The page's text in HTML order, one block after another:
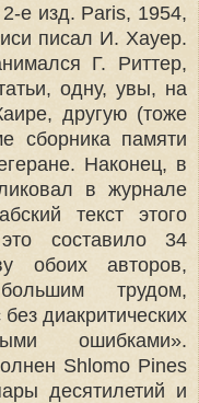
е изд. Paris, 1954,
писал И. Хауер.
Г. Риттер,
одну, увы, на
другую (тоже
сборника памяти
Наконец, в
в журнале
текст этого
составило 34
обоих авторов,
трудом,
диакритических
ошибками».
Shlomo Pines
десятилетий и